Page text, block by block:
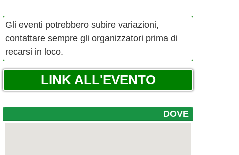
Gli eventi potrebbero subire variazioni,
contattare sempre gli organizzatori prima di
recarsi in loco.
LINK ALL'EVENTO
DOVE